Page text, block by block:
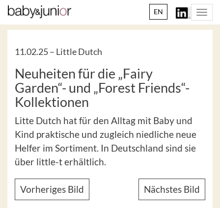
EN
11.02.25 – Little Dutch
Neuheiten für die „Fairy
Garden“- und „Forest Friends“-
Kollektionen
Litte Dutch hat für den Alltag mit Baby und
Kind praktische und zugleich niedliche neue
Helfer im Sortiment. In Deutschland sind sie
über little-t erhältlich.
Vorheriges Bild Nächstes Bild